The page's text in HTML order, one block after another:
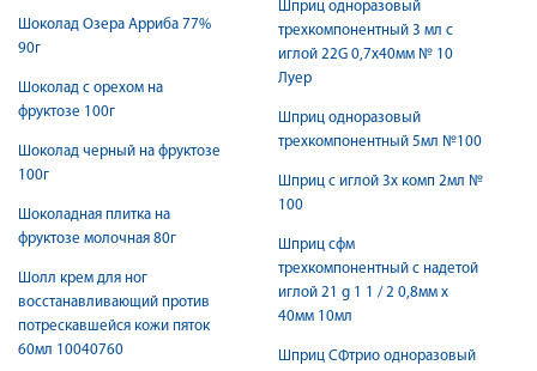
Шоколад Озера Арриба 77%
90г
Шоколад с орехом на
фруктозе 100г
Шоколад черный на фруктозе
100г
Шоколадная плитка на
фруктозе молочная 80г
Шолл крем для ног
восстанавливающий против
потрескавшейся кожи пяток
60мл 10040760
Шприц одноразовый
трехкомпонентный 3 мл с
иглой 22G 0,7х40мм № 10
Луер
Шприц одноразовый
трехкомпонентный 5мл №100
Шприц с иглой 3х комп 2мл №
100
Шприц сфм
трехкомпонентный с надетой
иглой 21 g 1 1 / 2 0,8мм x
40мм 10мл
Шприц СФтрио одноразовый